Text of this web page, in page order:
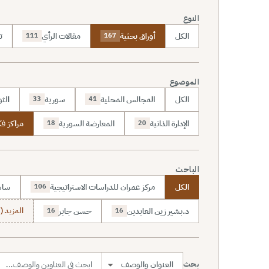
النوع
الكل أوراق بحثية 167 مقالات الرأي 111
الموضوع
الكل المجالس المحلية 41 سورية 33
الإدارة الذاتية 20 المعارضة السورية 18 مراكز
الباحث
الكل مركز عمران للدراسات الاستراتيجية 106
د.بشير زين العابدين 16 حسن جابر 16 المزيد (17)
بحث